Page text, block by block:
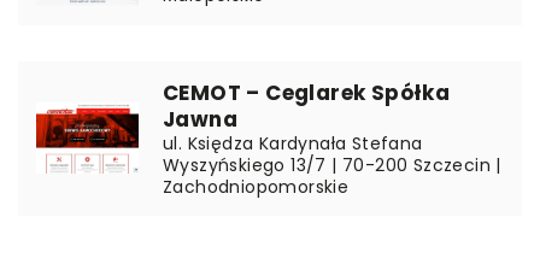
CEMOT – Ceglarek Spółka
Jawna
ul. Księdza Kardynała Stefana
Wyszyńskiego 13/7 | 70-200 Szczecin |
Zachodniopomorskie